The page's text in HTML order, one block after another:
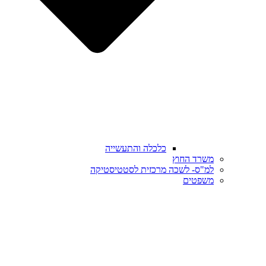
כלכלה והתעשייה
משרד החוץ
למ"ס- לשכה מרכזית לסטטיסטיקה
משפטים